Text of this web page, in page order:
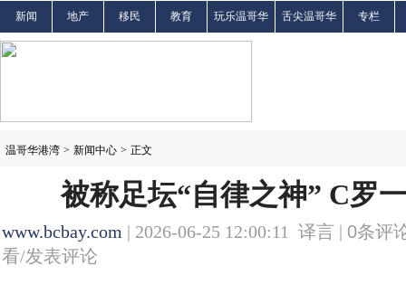
新闻 地产 移民 教育 玩乐温哥华 舌尖温哥华 专栏
温哥华港湾 > 新闻中心 > 正文
被称足坛“自律之神” C罗
www.bcbay.com | 2026-06-25 12:00:11 译言 | 0条评
看/发表评论